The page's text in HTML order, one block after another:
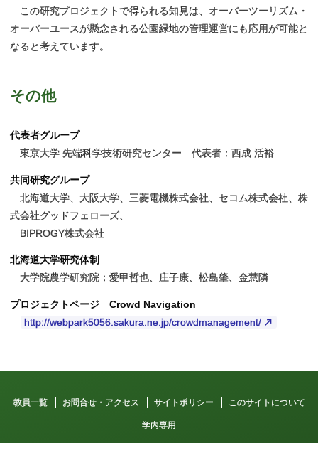
この研究プロジェクトで得られる知見は、オーバーツーリズム・
オーバーユースが懸念される公園緑地の管理運営にも応用が可能と
なると考えています。
その他
代表者グループ
東京大学 先端科学技術研究センター 代表者：西成 活裕
共同研究グループ
北海道大学、大阪大学、三菱電機株式会社、セコム株式会社、株
式会社グッドフェローズ、
BIPROGY株式会社
北海道大学研究体制
大学院農学研究院：愛甲哲也、庄子康、松島肇、金慧隣
プロジェクトページ Crowd Navigation
http://webpark5056.sakura.ne.jp/crowdmanagement/
教員一覧 お問合せ・アクセス サイトポリシー このサイトについて
学内専用